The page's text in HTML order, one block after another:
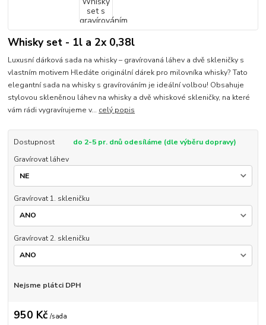
Whisky set - 1l a 2x 0,38l
Luxusní dárková sada na whisky – gravírovaná láhev a dvě skleničky s
vlastním motivem Hledáte originální dárek pro milovníka whisky? Tato
elegantní sada na whisky s gravírováním je ideální volbou! Obsahuje
stylovou skleněnou láhev na whisky a dvě whiskové skleničky, na které
vám rádi vygravírujeme v... celý popis
Dostupnost
do 2-5 pr. dnů odesíláme (dle výběru dopravy)
Gravírovat láhev
Gravírovat 1. skleničku
Gravírovat 2. skleničku
Nejsme plátci DPH
950 Kč /sada